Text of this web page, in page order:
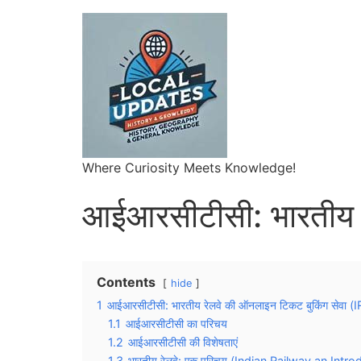
Where Curiosity Meets Knowledge!
आईआरसीटीसी:
Contents hide
1 आईआरसीटीसी: भारतीय रेलवे की ऑनलाइन टिकट बुकिंग
1.1 आईआरसीटीसी का परिचय
1.2 आईआरसीटीसी की विशेषताएं